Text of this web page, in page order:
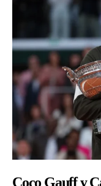
Coco Gauff y